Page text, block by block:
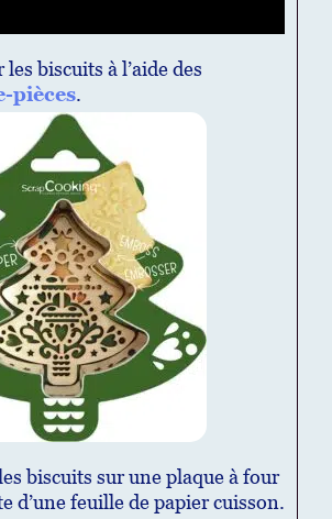
les biscuits à l’aide des
pièces.
biscuits sur une plaque à four
d’une feuille de papier cuisson.